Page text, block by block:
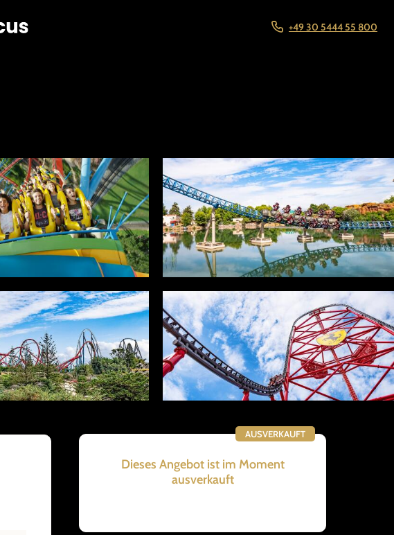
+49 30 5444 55 800
AUSVERKAUFT
Dieses Angebot ist im Moment
ausverkauft